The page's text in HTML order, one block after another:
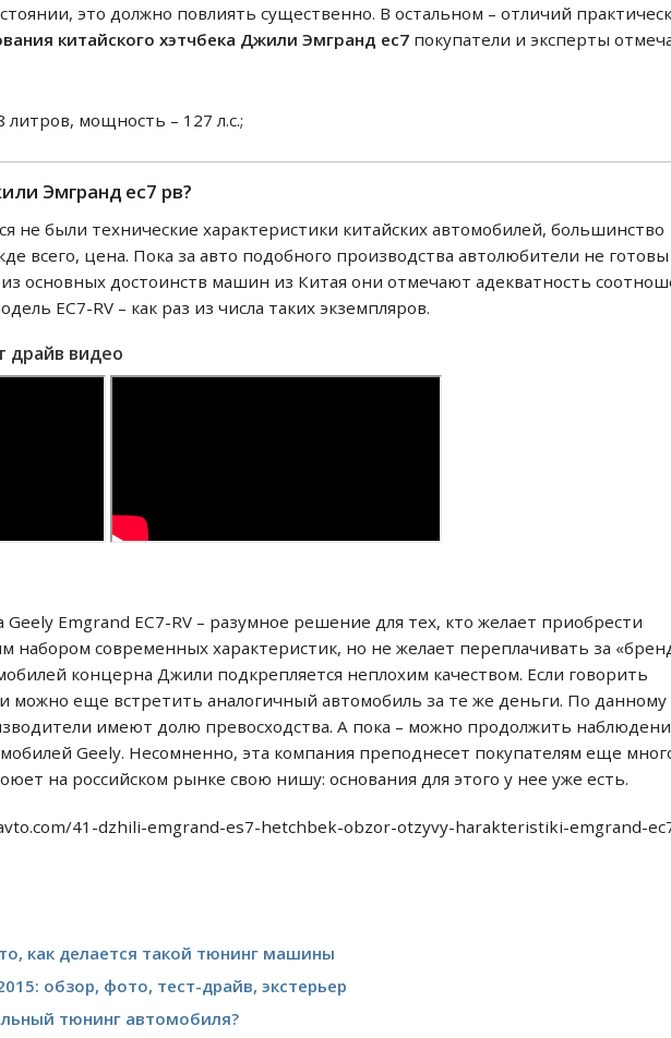
это должно повлиять существенно. В остальном – отличий
китайского хэтчбека Джили Эмгранд ес7 покупатели и эксперты
литров, мощность – 127 л.с.;
Эмгранд ес7 рв?
не были технические характеристики китайских автомобилей, большинство
всего, цена. Пока за авто подобного производства автолюбители не готовы
основных достоинств машин из Китая они отмечают адекватность
EC7-RV – как раз из числа таких экземпляров.
драйв видео
Geely Emgrand EC7-RV – разумное решение для тех, кто желает приобрести
набором современных характеристик, но не желает переплачивать за
концерна Джили подкрепляется неплохим качеством. Если говорить
можно еще встретить аналогичный автомобиль за те же деньги. По данному
имеют долю превосходства. А пока – можно продолжить
Geely. Несомненно, эта компания преподнесет покупателям еще
на российском рынке свою нишу: основания для этого у нее уже есть.
41-dzhili-emgrand-es7-hetchbek-obzor-otzyvy-harakteristiki-emgrand-
как делается такой тюнинг машины
обзор, фото, тест-драйв, экстерьер
тюнинг автомобиля?